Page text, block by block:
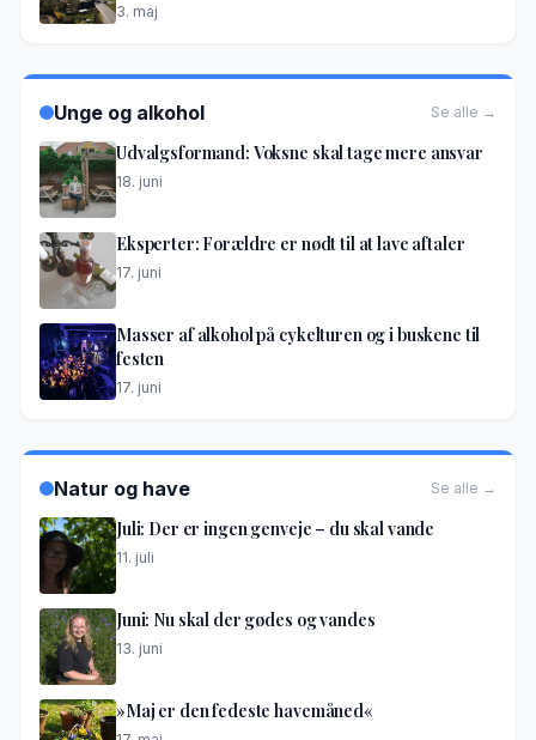
3. maj
Unge og alkohol Se alle →
Udvalgsformand: Voksne skal tage mere ansvar
18. juni
Eksperter: Forældre er nødt til at lave aftaler
17. juni
Masser af alkohol på cykelturen og i buskene til
festen
17. juni
Natur og have Se alle →
Juli: Der er ingen genveje – du skal vande
11. juli
Juni: Nu skal der gødes og vandes
13. juni
»Maj er den fedeste havemåned«